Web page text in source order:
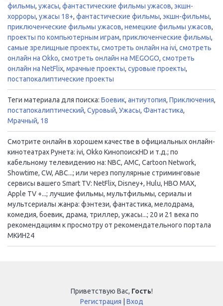
фильмы, ужасы, фантастические фильмы ужасов, экшн-
хорроры, ужасы 18+, фантастические фильмы, экшн-фильмы,
приключенческие фильмы ужасов, немецкие фильмы ужасов,
проекты по компьютерным играм, приключенческие фильмы,
самые зрелищные проекты, смотреть онлайн на ivi, смотреть
онлайн на Okko, смотреть онлайн на MEGOGO, смотреть
онлайн на NetFlix, мрачные проекты, суровые проекты,
постапокалиптические проекты
Теги материала для поиска: Боевик, антиутопия, Приключения,
постапокалиптический, Суровый, Ужасы, Фантастика,
Мрачный, 18
Смотрите онлайн в хорошем качестве в официальных онлайн-
кинотеатрах Рунета: ivi, Okko КинопоискHD и т.д.; по
кабельному телевидению на: NBC, AMC, Cartoon Network,
Showtime, CW, ABC...; или через популярные стриминговые
сервисы вашего Smart TV: NetFlix, Disney+, Hulu, HBO MAX,
Apple TV +...; лучшие фильмы, мультфильмы, сериалы и
мультсериалы жанра: фэнтези, фантастика, мелодрама,
комедия, боевик, драма, триллер, ужасы...; 20 и 21 века по
рекомендациям к просмотру от рекомендательного портала
МКИН24
Приветствую Вас, Гость!
Регистрация
Вход